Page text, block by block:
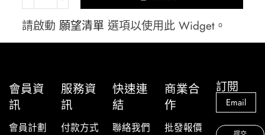
請啟動願望清單 選項以使用此 Widget。
會員資
訊
會員計劃
服務資
訊
付款方式
快速連
結
聯絡我們
商業合
作
批發報價
訂閱